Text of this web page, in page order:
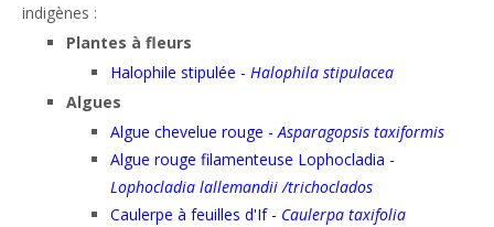
indigènes :
Plantes à fleurs
Halophile stipulée - Halophila stipulacea
Algues
Algue chevelue rouge -Asparagopsis taxiformis
Algue rouge filamenteuse Lophocladia -
Lophocladia lallemandii /trichoclados
Caulerpe à feuilles d'If - Caulerpa taxifolia